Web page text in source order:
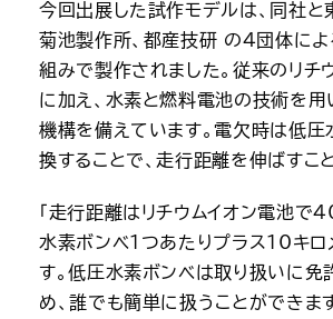
今回出展した試作モデルは、同社と
菊池製作所、都産技研 の4団体によ
組みで製作されました。従来のリチ
に加え、水素と燃料電池の技術を
機構を備えています。電欠時は低圧
換することで、走行距離を伸ばすこ
「走行距離はリチウムイオン電池で
水素ボンベ1つあたりプラス10キロ
す。低圧水素ボンベは取り扱いに免
め、誰でも簡単に扱うことができま